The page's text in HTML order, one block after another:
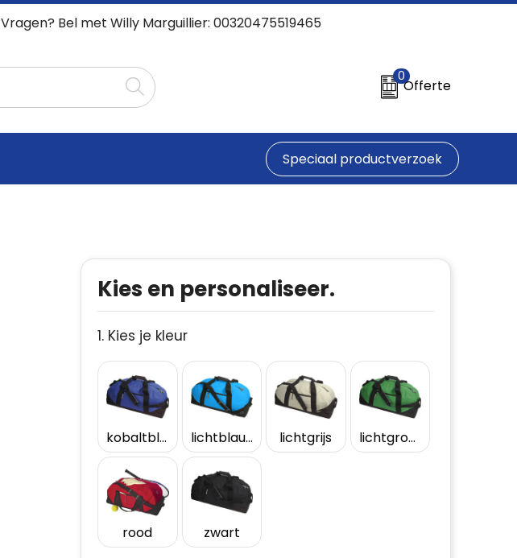
Vragen? Bel met Willy Marguillier: 00320475519465
0
Offerte
Speciaal productverzoek
Kies en personaliseer.
1. Kies je kleur
kobaltblauw lichtblauw lichtgrijs lichtgroen
rood zwart